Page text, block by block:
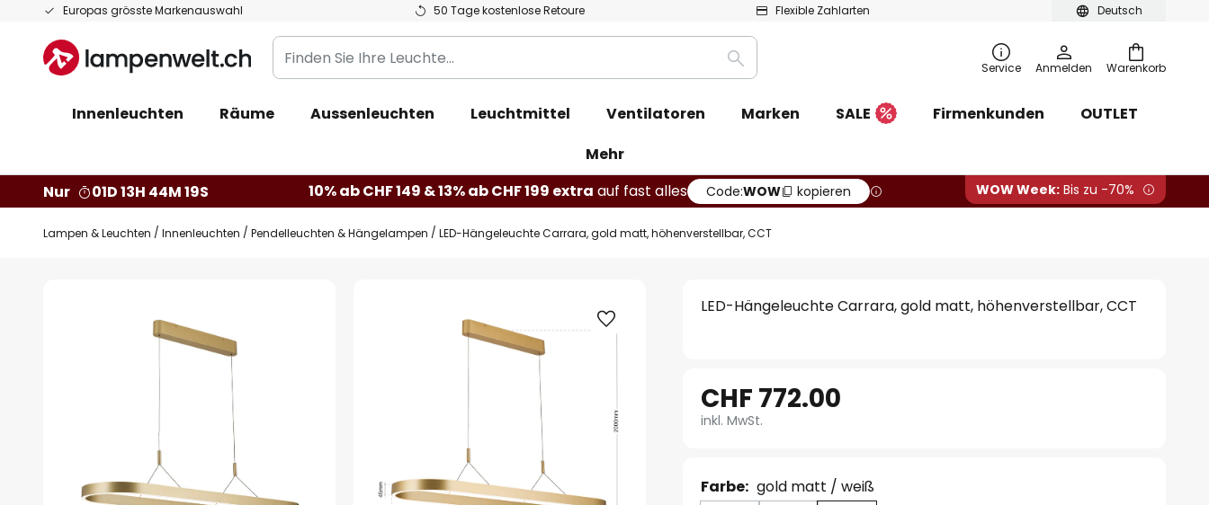
Deutsch
Europas grösste Markenauswahl 50 Tage kostenlose Retoure Flexible Zahlarten
Zum
springen
Warenkorb
Finden
Sie
Leuchte...
Suche Service Anmelden
Innenleuchten Räume Aussenleuchten Leuchtmittel Ventilatoren Marken SALE Firmenkunden
OUTLET
Mehr
Nur
01D 13H 44M 18S 10% ab CHF 149 & 13% ab CHF 199 extra auf fast alles Code:WOW kopieren WOW Week: Bis zu -70%
Lampen & Leuchten Innenleuchten Pendelleuchten & Hängelampen LED-Hängeleuchte Carrara, gold matt, höhenverstellbar, CCT
LED-Hängeleuchte Carrara, gold matt, höhenverstellbar, CCT
CHF 772.00
inkl. MwSt.
Farbe: gold matt / weiß